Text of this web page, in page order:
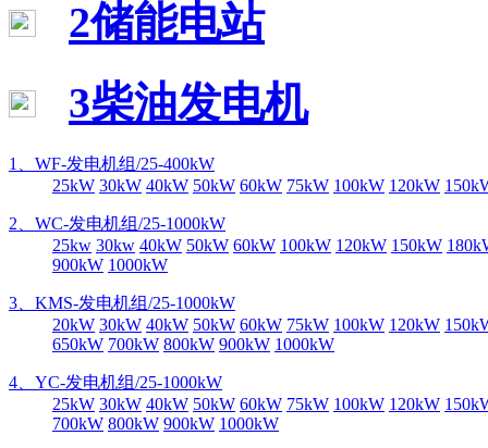
2储能电站
3柴油发电机
1、WF-发电机组/25-400kW
25kW 30kW 40kW 50kW 60kW 75kW 100kW 120kW
2、WC-发电机组/25-1000kW
25kw 30kw 40kW 50kW 60kW 100kW 120kW 150kW
900kW 1000kW
3、KMS-发电机组/25-1000kW
20kW 30kW 40kW 50kW 60kW 75kW 100kW 120kW
650kW 700kW 800kW 900kW 1000kW
4、YC-发电机组/25-1000kW
25kW 30kW 40kW 50kW 60kW 75kW 100kW 120kW
700kW 800kW 900kW 1000kW